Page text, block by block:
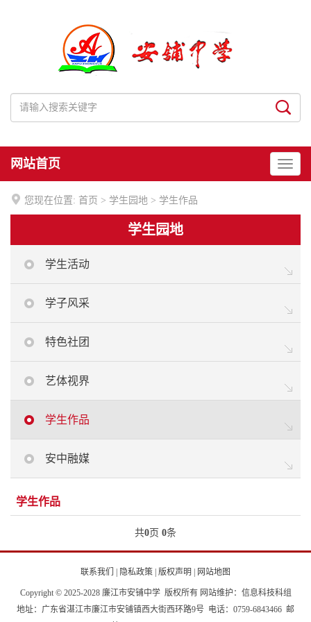
网站首页
 您现在位置: 首页 > 学生园地 > 学生作品
学生园地
学生活动
学子风采
特色社团
艺体视界
学生作品
安中融媒
学生作品
共0页 0条
联系我们 隐私政策 版权声明 网站地图
Copyright © 2025-2028 廉江市安铺中学 版权所有 网站维护：信息科技科组
地址：广东省湛江市廉江市安铺镇西大街西环路9号 电话：0759-6843466 邮